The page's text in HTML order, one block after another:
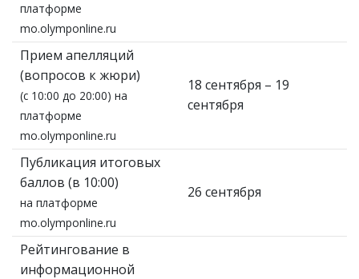
платформе
mo.olymponline.ru
Прием апелляций
(вопросов к жюри)
(с 10:00 до 20:00) на
платформе
mo.olymponline.ru
18 сентября – 19
сентября
Публикация итоговых
баллов (в 10:00)
на платформе
mo.olymponline.ru
26 сентября
Рейтингование в
информационной